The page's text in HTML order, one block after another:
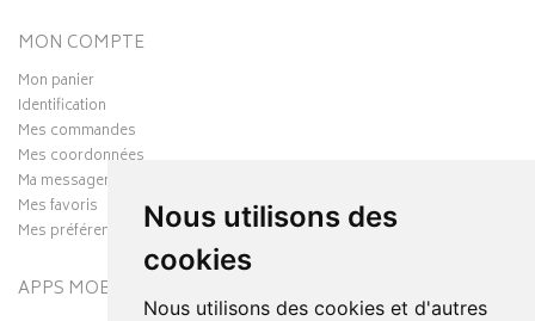
Nous utilisons des
cookies
Nous utilisons des cookies et d'autres
MON COMPTE
Mon panier
Identification
Mes commandes
Mes coordonnées
Ma messagerie
Mes favoris
Mes préférences Cookies
APPS MOBILES